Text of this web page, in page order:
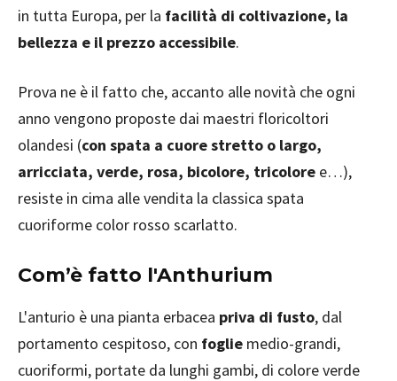
in tutta Europa, per la facilità di coltivazione, la
bellezza e il prezzo accessibile.
Prova ne è il fatto che, accanto alle novità che ogni
anno vengono proposte dai maestri floricoltori
olandesi (con spata a cuore stretto o largo,
arricciata, verde, rosa, bicolore, tricolore e…),
resiste in cima alle vendita la classica spata
cuoriforme color rosso scarlatto.
Com’è fatto l'Anthurium
L'anturio è una pianta erbacea priva di fusto, dal
portamento cespitoso, con foglie medio-grandi,
cuoriformi, portate da lunghi gambi, di colore verde